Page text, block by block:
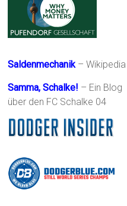
Saldenmechanik– Wikipedia
Samma, Schalke! – Ein Blog
über den FC Schalke 04